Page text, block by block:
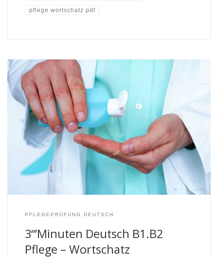
pflege wortschatz pdf
PFLEGEPRÜFUNG DEUTSCH
3“’Minuten Deutsch B1.B2
Pflege – Wortschatz